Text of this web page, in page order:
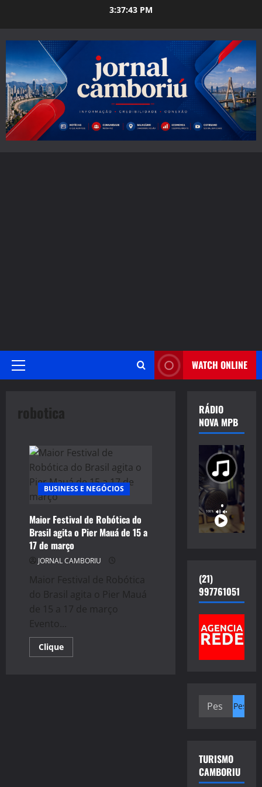
3:37:44 PM
Primary
WATCH ONLINE
robotica
BUSINESS E NEGÓCIOS
Maior Festival de Robótica do
Brasil agita o Pier Mauá de 15 a
17 de março
JORNAL CAMBORIU
Maior Festival de Robótica
do Brasil agita o Pier Mauá
de 15 a 17 de março
Evento...
CliqueRead
more
RÁDIO
NOVA MPB
(21)
997761051
Pesquisar
TURISMO
CAMBORIU